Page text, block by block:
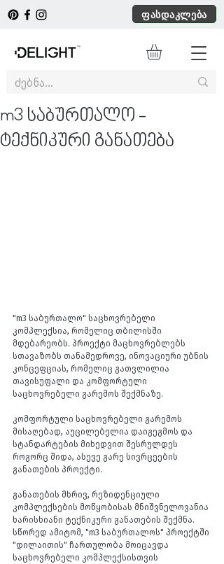
ფასდაკლება
m3 საბურთალო -
ტექნიკური განათება
"m3 საბურთალო" საცხოვრებელი
კომპლექსია, რომელიც თბილისში
მდებარეობს. პროექტი მაცხოვრებლებს
სთავაზობს თანამედროვე, ინოვაციური უბნის
კონცეფციას, რომელიც გათვლილია
თავისუფალი და კომფორტული
საცხოვრებელი გარემოს შექმნაზე.
კომფორტული საცხოვრებელი გარემოს
მისაღებად, აუცილებელია დაიგეგმოს და
სტანდარტების მიხედვით შესრულდეს
როგორც შიდა, ასევე გარე სივრცეების
განათების პროექტი.
განათების მხრივ, რეზიდენციული
კომპლექსების მოწყობისას მნიშვნელოვანია
ხარისხიანი ტექნიკური განათების შექმნა.
სწორედ ამიტომ, "m3 საბურთალოს" პროექტში
"დილაითის" ჩართულობა მოიცავდა
საცხოვრებელი კომპლექსისთვის